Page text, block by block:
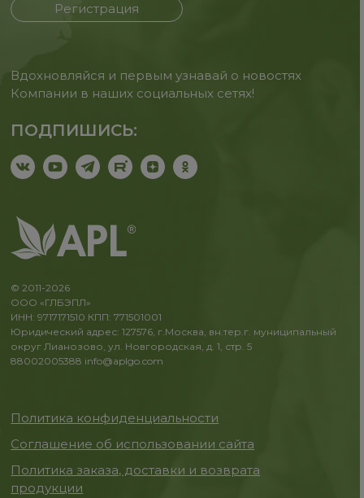
Регистрация
Вдохновляйся и первым узнавай о новостях
Компании в наших социальных сетях!
ПОДПИШИСЬ:
© 2011-2026
ООО «ГЛБЭПЛ»
ИНН: 9717171510 КПП: 771501001
Юридический адрес: 127576, г.Москва, вн.тер.г. муниципальный
округ Лианозово, ул. Новгородская, д. 1, стр. 5
88002005388 info@aplgo.com
Политика конфиденциальности
Соглашение об использовании сайта
Политика заказа, доставки и возврата
продукции